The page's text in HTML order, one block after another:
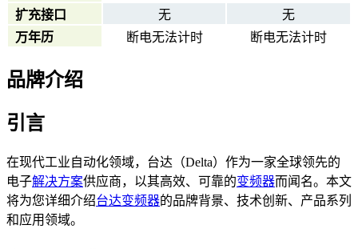
扩充接口
无
无
万年历
断电无法计时 断电无法计时
品牌介绍
引言
在现代工业自动化领域，台达（Delta）作为一家全球领先的
电子解决方案供应商，以其高效、可靠的变频器而闻名。本文
将为您详细介绍台达变频器的品牌背景、技术创新、产品系列
和应用领域。